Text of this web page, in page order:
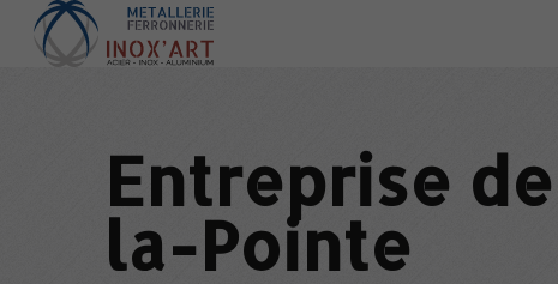
Entreprise
la-Pointe